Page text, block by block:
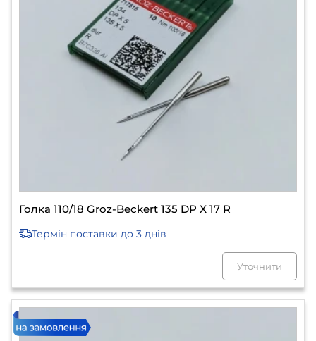
Голка 110/18 Groz-Beckert 135 DP X 17 R
Термін поставки до 3 днів
Уточнити